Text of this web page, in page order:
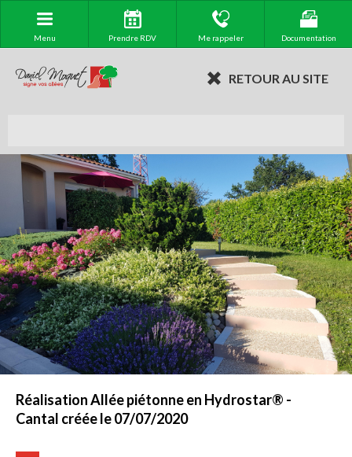
Menu Prendre RDV Me rappeler Documentation
RETOUR AU SITE
Réalisation Allée piétonne en Hydrostar® -
Cantal créée le 07/07/2020